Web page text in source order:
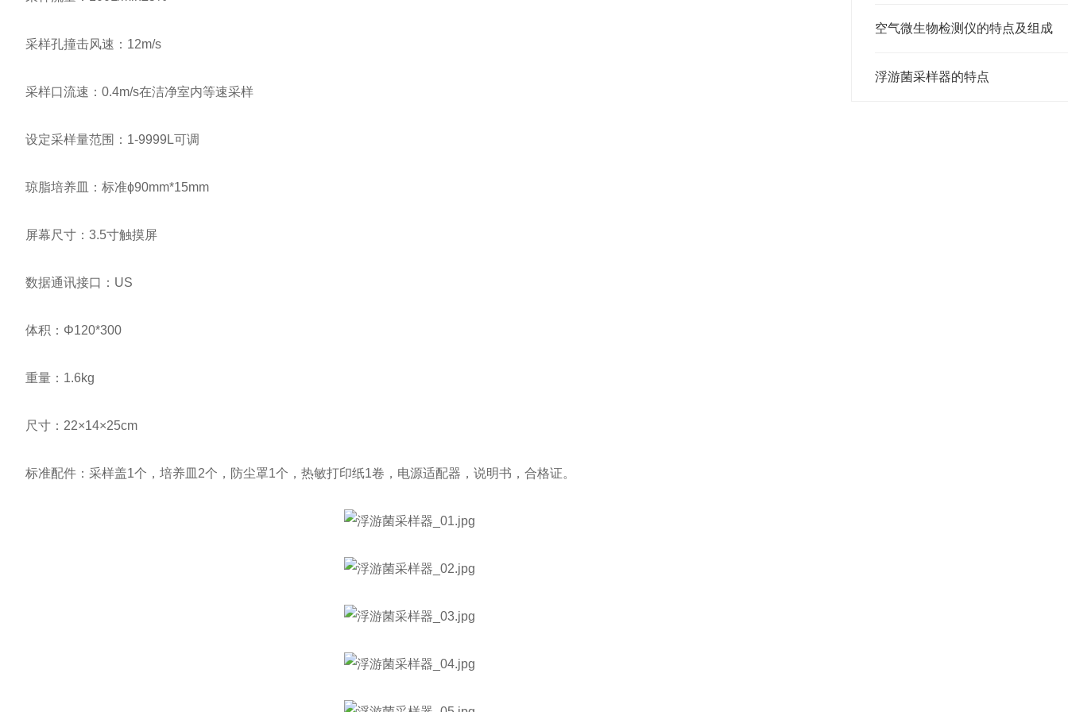
空气微生物检测仪的特点及组成
浮游菌采样器的特点
采样孔撞击风速：12m/s
采样口流速：0.4m/s在洁净室内等速采样
设定采样量范围：1-9999L可调
琼脂培养皿：标准ɸ90mm*15mm
屏幕尺寸：3.5寸触摸屏
数据通讯接口：US
体积：Φ120*300
重量：1.6kg
尺寸：22×14×25cm
标准配件：采样盖1个，培养皿2个，防尘罩1个，热敏打印纸1卷，电源适配器，说明书，合格证。